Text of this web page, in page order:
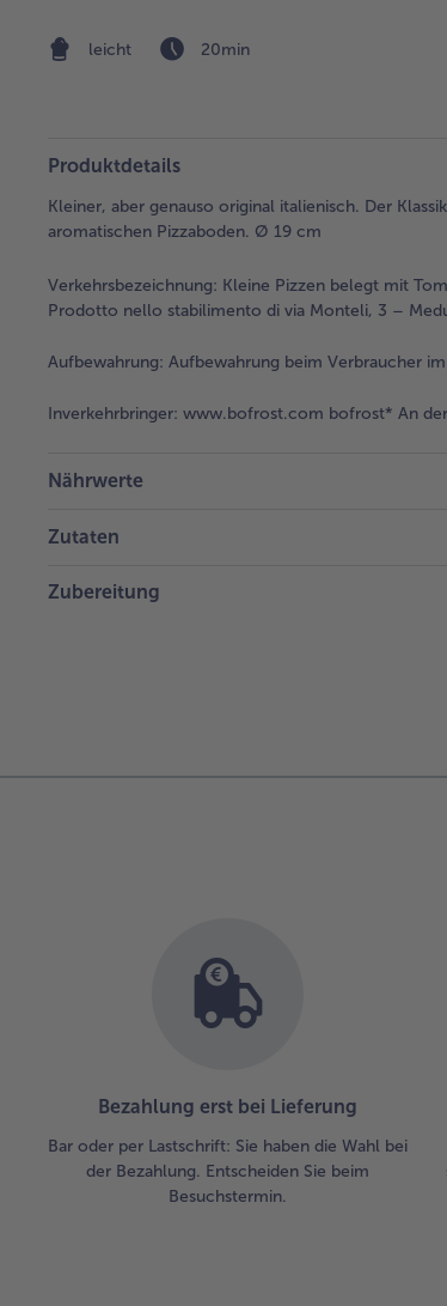
leicht 20min
Produktdetails
Kleiner, aber genauso original italienisch. Der
aromatischen Pizzaboden. Ø 19 cm
Verkehrsbezeichnung: Kleine Pizzen belegt mit
Prodotto nello stabilimento di via Monteli, 3 –
Aufbewahrung: Aufbewahrung beim Verbraucher
Inverkehrbringer: www.bofrost.com bofrost* An
Nährwerte
Zutaten
Zubereitung
Bezahlung erst bei Lieferung
Bar oder per Lastschrift: Sie haben die Wahl bei
der Bezahlung. Entscheiden Sie beim
Besuchstermin.